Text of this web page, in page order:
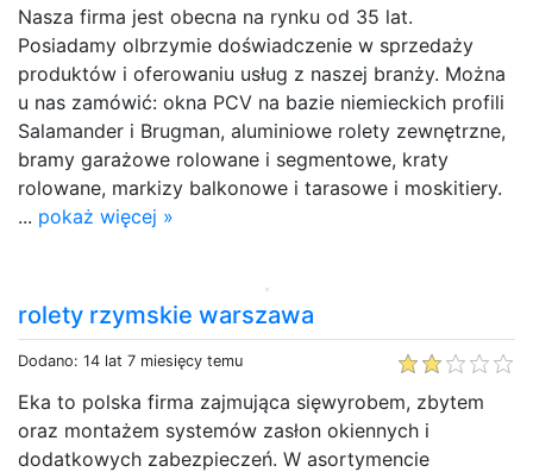
Nasza firma jest obecna na rynku od 35 lat.
Posiadamy olbrzymie doświadczenie w sprzedaży
produktów i oferowaniu usług z naszej branży. Można
u nas zamówić: okna PCV na bazie niemieckich profili
Salamander i Brugman, aluminiowe rolety zewnętrzne,
bramy garażowe rolowane i segmentowe, kraty
rolowane, markizy balkonowe i tarasowe i moskitiery.
... pokaż więcej »
rolety rzymskie warszawa
Dodano: 14 lat 7 miesięcy temu
Eka to polska firma zajmująca sięwyrobem, zbytem
oraz montażem systemów zasłon okiennych i
dodatkowych zabezpieczeń. W asortymencie